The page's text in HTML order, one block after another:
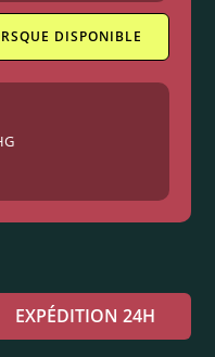
DISPONIBLE
EXPÉDITION 24H